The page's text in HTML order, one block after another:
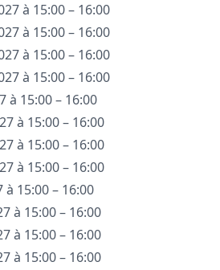
à 15:00 – 16:00
à 15:00 – 16:00
à 15:00 – 16:00
à 15:00 – 16:00
à 15:00 – 16:00
à 15:00 – 16:00
à 15:00 – 16:00
à 15:00 – 16:00
15:00 – 16:00
à 15:00 – 16:00
à 15:00 – 16:00
à 15:00 – 16:00